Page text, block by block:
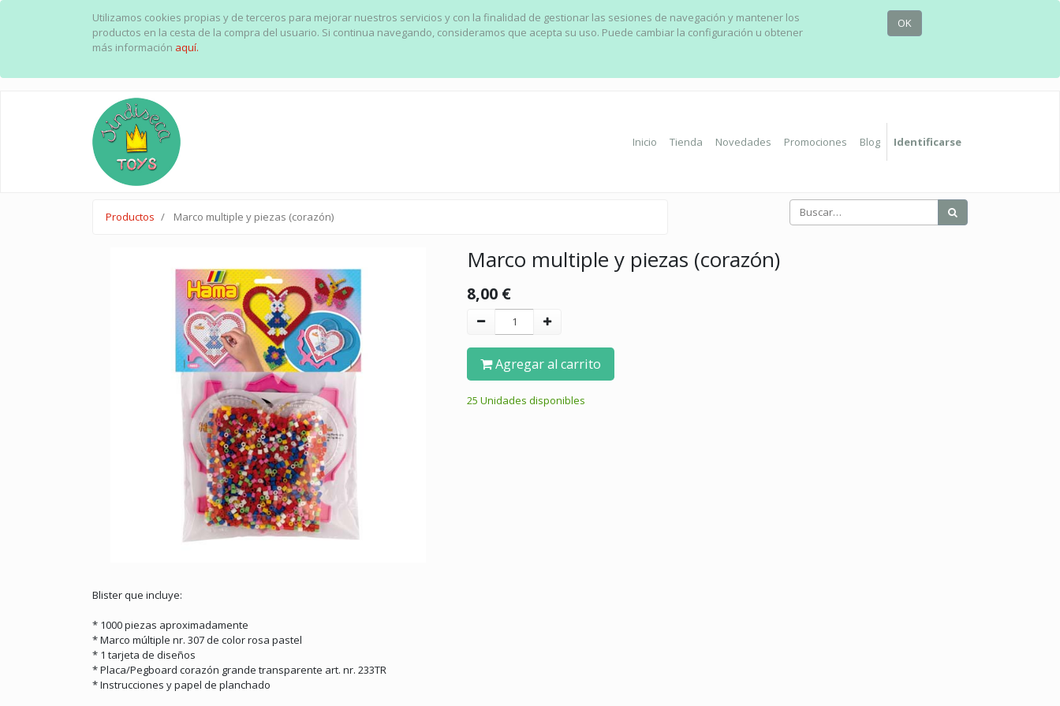
Utilizamos cookies propias y de terceros para mejorar nuestros servicios y con la finalidad de gestionar las sesiones de navegación y mantener los
productos en la cesta de la compra del usuario. Si continua navegando, consideramos que acepta su uso. Puede cambiar la configuración u obtener
más información aquí.
OK
Inicio Tienda Novedades Promociones Blog Identificarse
Productos Marco multiple y piezas (corazón)
Marco multiple y piezas (corazón)
8,00 €
Agregar al carrito
25 Unidades disponibles
Blister que incluye:
* 1000 piezas aproximadamente
* Marco múltiple nr. 307 de color rosa pastel
* 1 tarjeta de diseños
* Placa/Pegboard corazón grande transparente art. nr. 233TR
* Instrucciones y papel de planchado